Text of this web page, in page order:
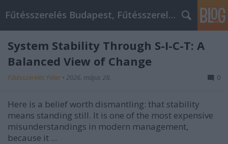
Fűtésszerelés Budapest, Fűtésszerelő - Péter Segít
System Stability Through S-I-C-T: A
Balanced View of Change
Fűtésszerelés Péter • 2026. május 28. 0
Here is a belief worth dismantling: that stability
means standing still. It is one of the most expensive
misunderstandings in modern management,
because it ...